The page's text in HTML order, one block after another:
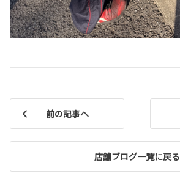
前の記事へ
店舗ブログ一覧に戻る